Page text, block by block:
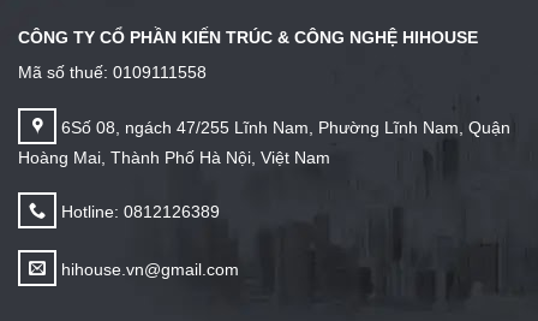
CÔNG TY CỔ PHẦN KIẾN TRÚC & CÔNG NGHỆ HIHOUSE
Mã số thuế: 0109111558
6Số 08, ngách 47/255 Lĩnh Nam, Phường Lĩnh Nam, Quận
Hoàng Mai, Thành Phố Hà Nội, Việt Nam
Hotline: 0812126389
hihouse.vn@gmail.com